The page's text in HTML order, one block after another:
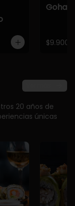
Gohan
$9.900
20 años de
únicas